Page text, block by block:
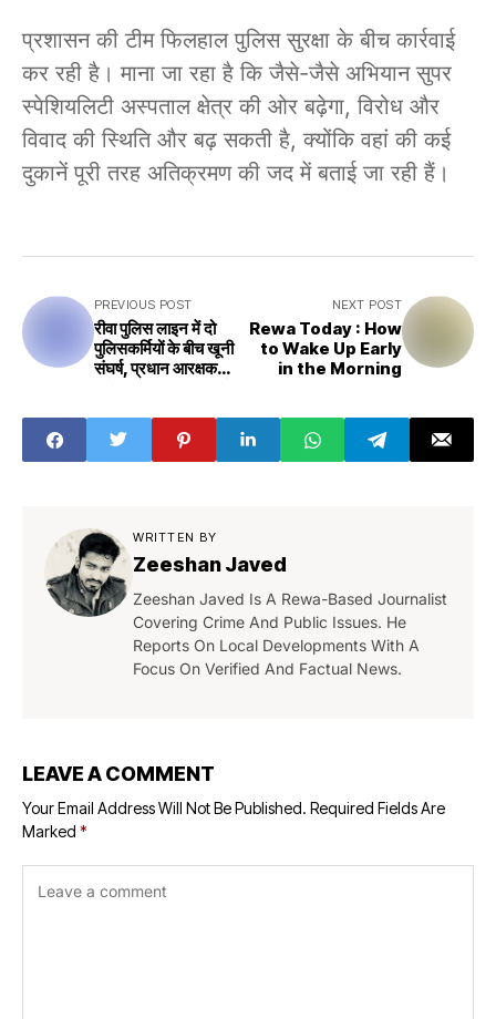
प्रशासन की टीम फिलहाल पुलिस सुरक्षा के बीच कार्रवाई
कर रही है। माना जा रहा है कि जैसे-जैसे अभियान सुपर
स्पेशियलिटी अस्पताल क्षेत्र की ओर बढ़ेगा, विरोध और
विवाद की स्थिति और बढ़ सकती है, क्योंकि वहां की कई
दुकानें पूरी तरह अतिक्रमण की जद में बताई जा रही हैं।
PREVIOUS POST
रीवा पुलिस लाइन में दो
पुलिसकर्मियों के बीच खूनी
संघर्ष, प्रधान आरक्षक
NEXT POST
Rewa Today : How
to Wake Up Early
in the Morning
WRITTEN BY
Zeeshan Javed
Zeeshan Javed Is A Rewa-Based Journalist
Covering Crime And Public Issues. He
Reports On Local Developments With A
Focus On Verified And Factual News.
LEAVE A COMMENT
Your Email Address Will Not Be Published. Required Fields Are
Marked *